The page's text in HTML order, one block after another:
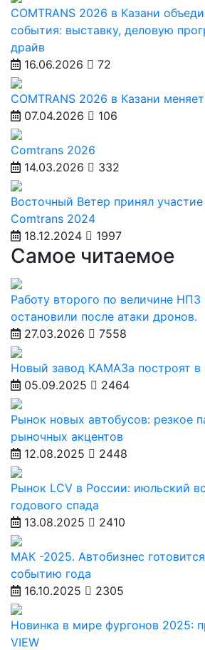
COMTRANS 2026 в Казани
события: выставку, деловую
драйв
16.06.2026
72
COMTRANS 2026 в Казани
07.04.2026
106
Comtrans 2026
14.03.2026
332
Восточный Ветер принял
Comtrans 2024
18.12.2024
1997
Самое читаемое
Работу второго по величине НПЗ
остановили после атаки дронов.
27.03.2026
7558
Новый завод КАМАЗа построят в
05.09.2025
2464
Рынок новых автобусов: резкое
рыночных акцентов
12.08.2025
2448
Рынок LCV в России: июльский
годового спада
13.08.2025
2410
МАК -2025. Автобизнес
событию года
16.10.2025
2305
Новинка в мире фургонов 2025:
VIEW